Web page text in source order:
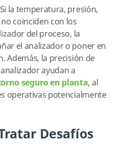
Si la temperatura, presión,
coinciden con los
del proceso, la
el analizador o poner en
Además, la precisión de
ayudan a
seguro en planta, al
operativas potencialmente
Desafíos